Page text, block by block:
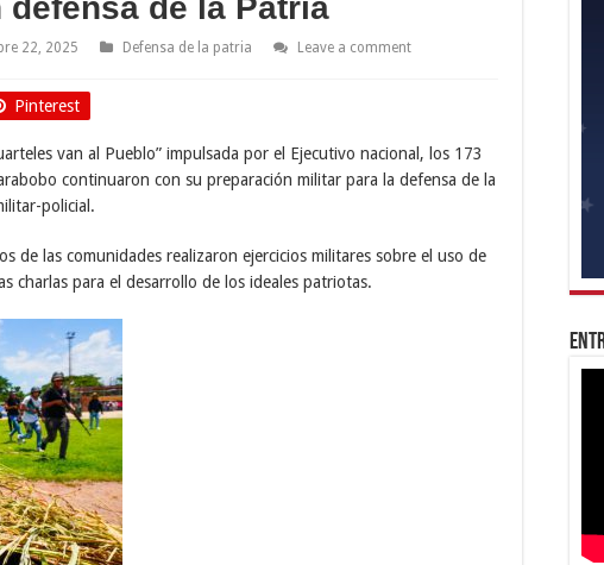
22, 2025 Defensa de la patria
Leave a comment
Pinterest
van al Pueblo” impulsada por el Ejecutivo nacional, los 173
continuaron con su preparación militar para la defensa de la
policial.
de las comunidades realizaron ejercicios militares sobre el uso de
charlas para el desarrollo de los ideales patriotas.